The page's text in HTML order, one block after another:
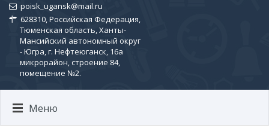
poisk_ugansk@mail.ru
628310, Российская Федерация,
Тюменская область, Ханты-
Мансийский автономный округ
- Югра, г. Нефтеюганск, 16а
микрорайон, строение 84,
помещение №2.
Меню